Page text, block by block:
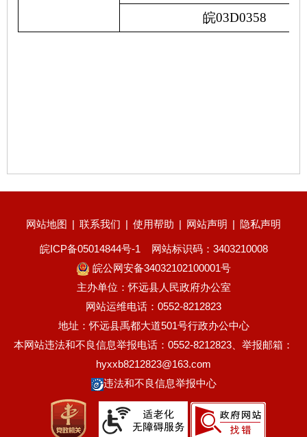
皖03D0358
网站地图 | 联系我们 | 使用帮助 | 网站声明 | 隐私声明
皖ICP备05014844号-1
网站标识码：3403210008
皖公网安备34032102100001号
主办单位：怀远县人民政府办公室
网站运维电话：0552-8212823
地址：怀远县禹都大道501号行政办公中心
本网站违法和不良信息举报电话：0552-8212823、举报邮箱：
hyxxb8212823@163.com
违法和不良信息举报中心